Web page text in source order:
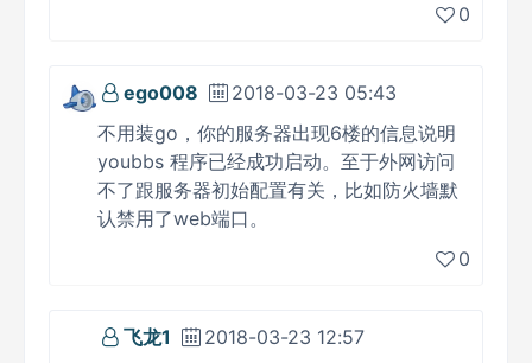
0
ego008
2018-03-23 05:43
不用装go，你的服务器出现6楼的信息说明
youbbs 程序已经成功启动。至于外网访问
不了跟服务器初始配置有关，比如防火墙默
认禁用了web端口。
0
飞龙1
2018-03-23 12:57